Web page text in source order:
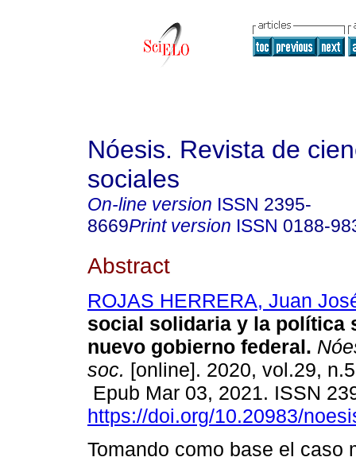
Nóesis. Revista de
sociales
On-line version ISSN 2395-
8669Print version ISSN 0188-
Abstract
ROJAS HERRERA, Juan
social solidaria y la política
nuevo gobierno federal.
soc. [online]. 2020, vol.29,
Epub Mar 03, 2021. ISSN
https://doi.org/10.20983/
Tomando como base el caso